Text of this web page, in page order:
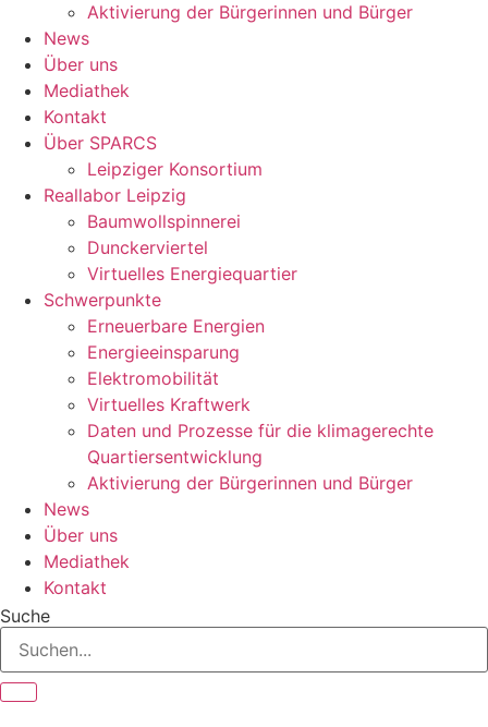
Aktivierung der Bürgerinnen und Bürger
News
Über uns
Mediathek
Kontakt
Über SPARCS
Leipziger Konsortium
Reallabor Leipzig
Baumwollspinnerei
Dunckerviertel
Virtuelles Energiequartier
Schwerpunkte
Erneuerbare Energien
Energieeinsparung
Elektromobilität
Virtuelles Kraftwerk
Daten und Prozesse für die klimagerechte
Quartiersentwicklung
Aktivierung der Bürgerinnen und Bürger
News
Über uns
Mediathek
Kontakt
Suche